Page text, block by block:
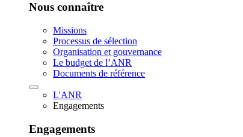
Nous connaître
Missions
Processus de sélection
Organisation et gouvernance
Le budget de l’ANR
Documents de référence
L'ANR
Engagements
Engagements